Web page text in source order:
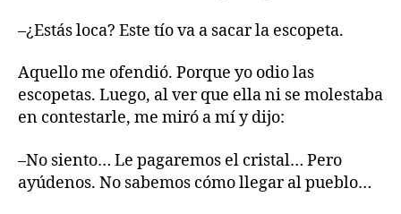
–¿Estás loca? Este tío va a sacar la escopeta.
Aquello me ofendió. Porque yo odio las
escopetas. Luego, al ver que ella ni se molestaba
en contestarle, me miró a mí y dijo:
–No siento… Le pagaremos el cristal… Pero
ayúdenos. No sabemos cómo llegar al pueblo…